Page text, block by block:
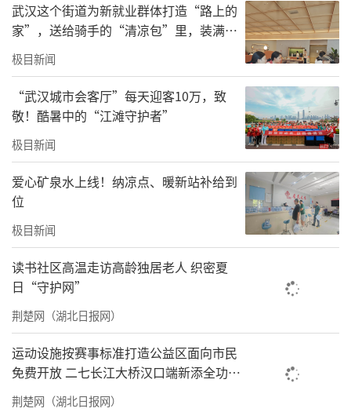
活动现场，家长与孩子们的一张张灿烂笑脸，
定格下本次活动温暖治愈的瞬间。本场活动坚
持公益为本、科普惠民、文化润心，以最纯粹
的初心，为孩子搭建走出教室、探索自然、品
读文化、开阔视野的实践平台。
研学途中，亲子家庭结伴游园探秘，孩子们睁
着好奇的双眼，俯身观察草木肌理、辨识花草
品类，跟着讲解认识动植物生长规律、了解生
态循环等自然科学知识。大家边走、边看、边
学，在游玩中感知生态平衡、了解自然常识，
武汉这个街道为新就业群体打造“路上的
家”，送给骑手的“清凉包”里，装满了
城市的善意与细节
极目新闻
“武汉城市会客厅”每天迎客10万，致
敬！酷暑中的“江滩守护者”
极目新闻
爱心矿泉水上线！纳凉点、暖新站补给到
位
极目新闻
读书社区高温走访高龄独居老人 织密夏
日“守护网”
荆楚网（湖北日报网）
运动设施按赛事标准打造公益区面向市民
免费开放 二七长江大桥汉口端新添全功能
体育公园
荆楚网（湖北日报网）